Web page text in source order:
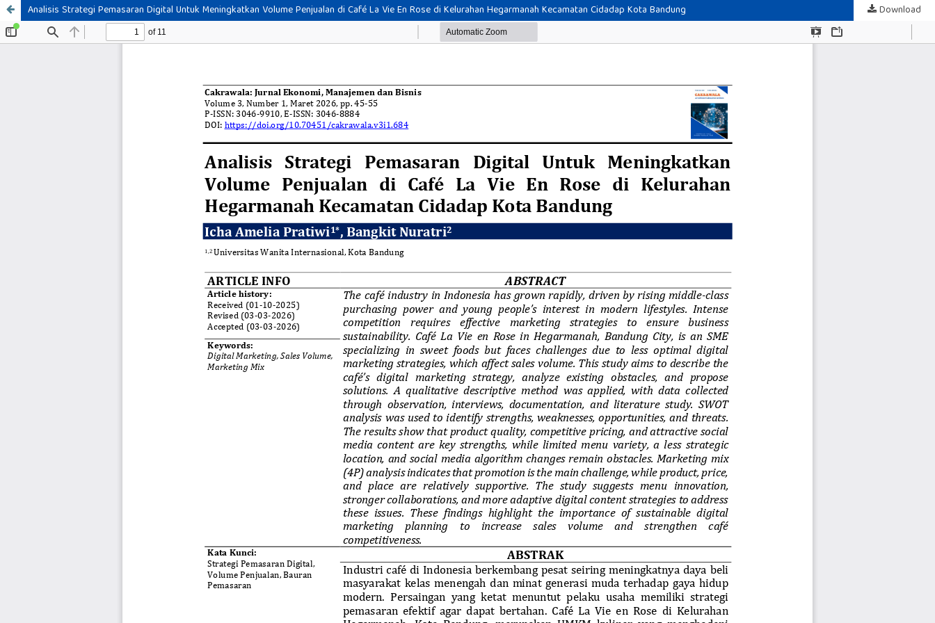
Analisis Strategi Pemasaran Digital Untuk Meningkatkan Volume Penjualan di Café La Vie En Rose di Kelurahan Hegarmanah Kecamatan Cidadap Kota Bandung Download